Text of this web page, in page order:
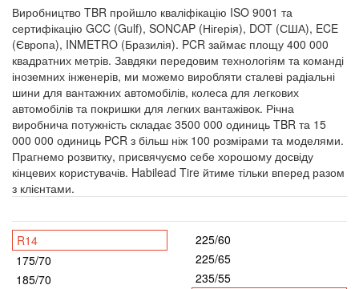
Виробництво TBR пройшло кваліфікацію ISO 9001 та
сертифікацію GCC (Gulf), SONCAP (Нігерія), DOT (США), ECE
(Європа), INMETRO (Бразилія). PCR займає площу 400 000
квадратних метрів. Завдяки передовим технологіям та команді
іноземних інженерів, ми можемо виробляти сталеві радіальні
шини для вантажних автомобілів, колеса для легкових
автомобілів та покришки для легких вантажівок. Річна
виробнича потужність складає 3500 000 одиниць TBR та 15
000 000 одиниць PCR з більш ніж 100 розмірами та моделями.
Прагнемо розвитку, присвячуємо себе хорошому досвіду
кінцевих користувачів. Habilead Tire йтиме тільки вперед разом
з клієнтами.
R14
175/70
185/70
225/60
225/65
235/55